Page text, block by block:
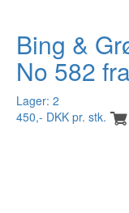
Bing &
No 582
Lager: 2
450,- DKK pr. stk.